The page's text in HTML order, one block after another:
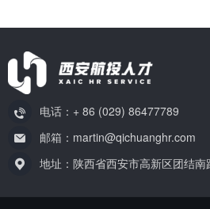
电话：+ 86 (029) 86477789
邮箱：martin@qichuanghr.com
地址：陕西省西安市高新区团结